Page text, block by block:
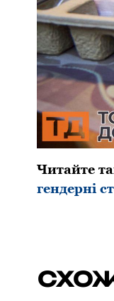
Читайте
гендерні